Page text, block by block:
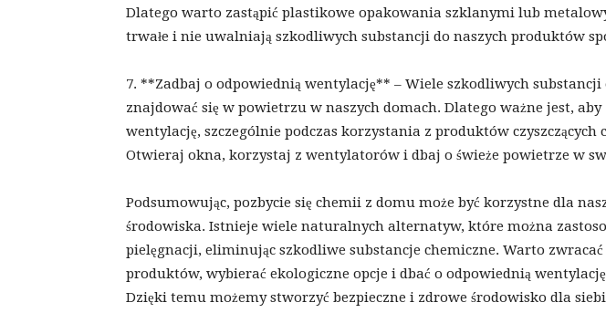
Dlatego warto zastąpić plastikowe opakowania szklanymi lub
trwałe i nie uwalniają szkodliwych substancji do naszych produktów
7. **Zadbaj o odpowiednią wentylację** – Wiele szkodliwych substancji
znajdować się w powietrzu w naszych domach. Dlatego ważne jest,
wentylację, szczególnie podczas korzystania z produktów czyszczących
Otwieraj okna, korzystaj z wentylatorów i dbaj o świeże powietrze w
Podsumowując, pozbycie się chemii z domu może być korzystne dla
środowiska. Istnieje wiele naturalnych alternatyw, które można
pielęgnacji, eliminując szkodliwe substancje chemiczne. Warto
produktów, wybierać ekologiczne opcje i dbać o odpowiednią
Dzięki temu możemy stworzyć bezpieczne i zdrowe środowisko dla